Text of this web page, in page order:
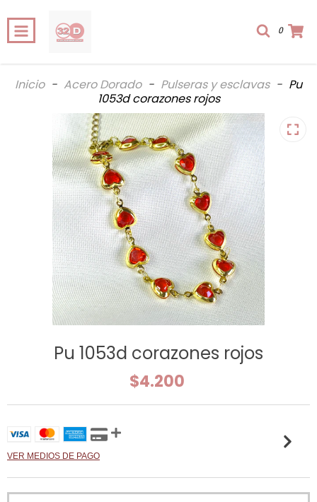
0
Inicio - Acero Dorado - Pulseras y esclavas - Pu
1053d corazones rojos
Pu 1053d corazones rojos
$4.200
VER MEDIOS DE PAGO